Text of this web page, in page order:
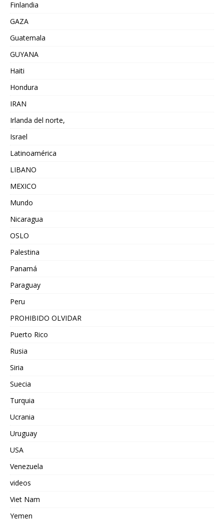
Finlandia
GAZA
Guatemala
GUYANA
Haiti
Hondura
IRAN
Irlanda del norte,
Israel
Latinoamérica
LIBANO
MEXICO
Mundo
Nicaragua
OSLO
Palestina
Panamá
Paraguay
Peru
PROHIBIDO OLVIDAR
Puerto Rico
Rusia
Siria
Suecia
Turquia
Ucrania
Uruguay
USA
Venezuela
videos
Viet Nam
Yemen